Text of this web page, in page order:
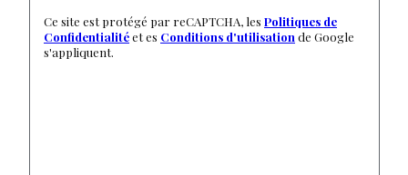
Ce site est protégé par reCAPTCHA, les Politiques de
Confidentialitéet es Conditions d'utilisation de Google
s'appliquent.